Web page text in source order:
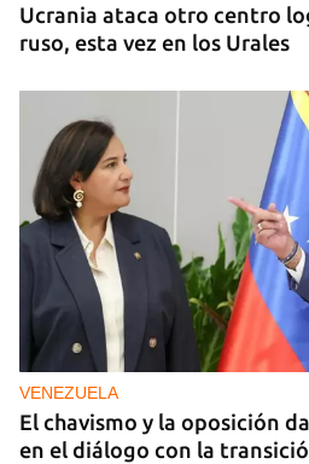
Ucrania ataca otro centro
ruso, esta vez en los Urales
VENEZUELA
El chavismo y la oposición
en el diálogo con la